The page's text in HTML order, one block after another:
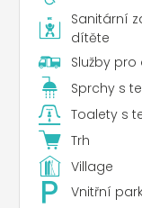
Sanitární
dítěte
Služby
Sprchy s
Toalety s
Trh
Village
Vnitřní